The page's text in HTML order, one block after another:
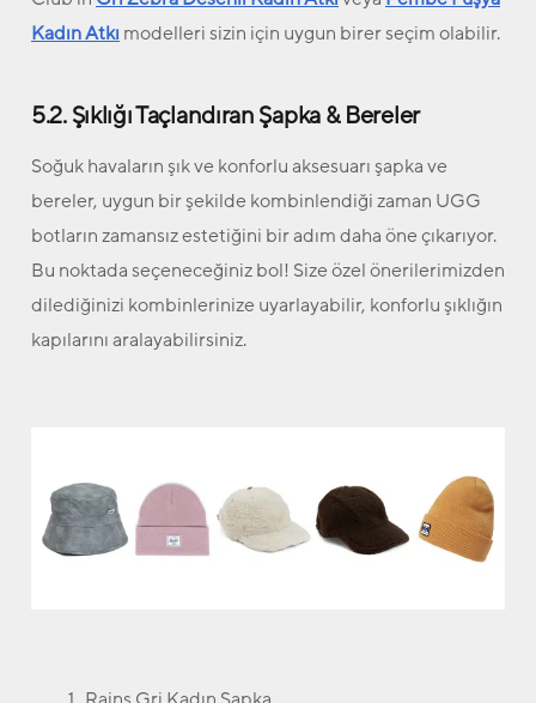
Kadın Atkı modelleri sizin için uygun birer seçim olabilir.
5.2. Şıklığı Taçlandıran Şapka & Bereler
Soğuk havaların şık ve konforlu aksesuarı şapka ve
bereler, uygun bir şekilde kombinlendiği zaman UGG
botların zamansız estetiğini bir adım daha öne çıkarıyor.
Bu noktada seçeneceğiniz bol! Size özel önerilerimizden
dilediğinizi kombinlerinize uyarlayabilir, konforlu şıklığın
kapılarını aralayabilirsiniz.